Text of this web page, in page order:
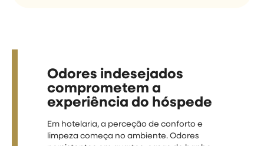
Odores indesejados
comprometem a
experiência do hóspede
Em hotelaria, a perceção de conforto e
limpeza começa no ambiente. Odores